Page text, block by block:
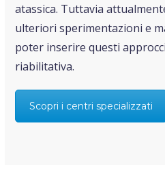
atassica. Tuttavia
ulteriori sperimentazioni e
poter inserire questi
riabilitativa.
Scopri i centri specializzati